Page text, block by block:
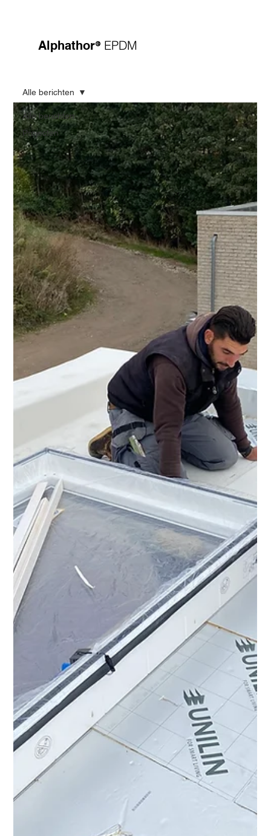
Alphathor® EPDM
Alle berichten
Projecten
Alle berichten